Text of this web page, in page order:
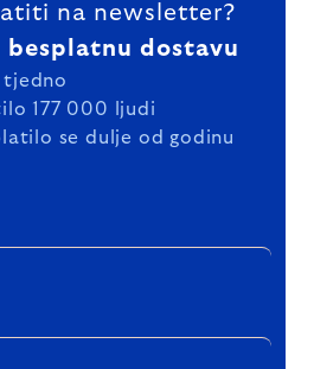
na newsletter?
besplatnu dostavu
tjedno
177 000 ljudi
se dulje od godinu